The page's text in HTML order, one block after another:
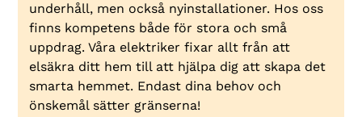
underhåll, men också nyinstallationer. Hos oss
finns kompetens både för stora och små
uppdrag. Våra elektriker fixar allt från att
elsäkra ditt hem till att hjälpa dig att skapa det
smarta hemmet. Endast dina behov och
önskemål sätter gränserna!